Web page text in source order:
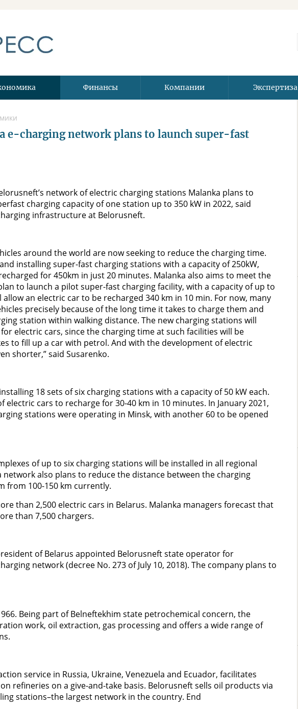
Финансы Компании Экспертиза
e-charging network plans to launch super-fast
network of electric charging stations Malanka plans to
charging capacity of one station up to 350 kW in 2022, said
infrastructure at Belorusneft.
around the world are now seeking to reduce the charging time.
installing super-fast charging stations with a capacity of 250kW,
for 450km in just 20 minutes. Malanka also aims to meet the
to launch a pilot super-fast charging facility, with a capacity of up to
an electric car to be recharged 340 km in 10 min. For now, many
precisely because of the long time it takes to charge them and
station within walking distance. The new charging stations will
electric cars, since the charging time at such facilities will be
to fill up a car with petrol. And with the development of electric
shorter,” said Susarenko.
18 sets of six charging stations with a capacity of 50 kW each.
electric cars to recharge for 30-40 km in 10 minutes. In January 2021,
stations were operating in Minsk, with another 60 to be opened
of up to six charging stations will be installed in all regional
network also plans to reduce the distance between the charging
from 100-150 km currently.
than 2,500 electric cars in Belarus. Malanka managers forecast that
than 7,500 chargers.
of Belarus appointed Belorusneft state operator for
network (decree No. 273 of July 10, 2018). The company plans to
Being part of Belneftekhim state petrochemical concern, the
work, oil extraction, gas processing and offers a wide range of
service in Russia, Ukraine, Venezuela and Ecuador, facilitates
refineries on a give-and-take basis. Belorusneft sells oil products via
stations–the largest network in the country. End